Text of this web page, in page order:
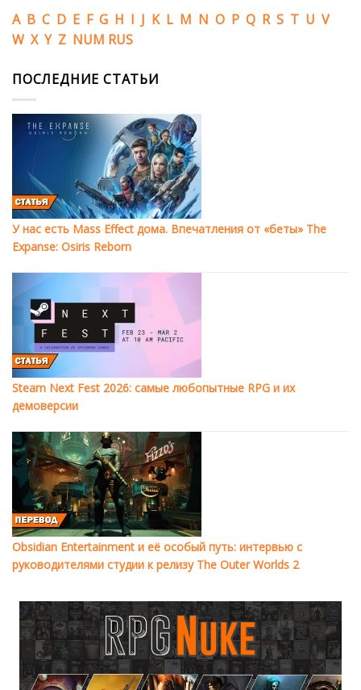
A B C D E F G H I J K L M N O P Q R S T U V
W X Y Z NUM RUS
ПОСЛЕДНИЕ СТАТЬИ
У нас есть Mass Effect дома. Впечатления от «беты» The
Expanse: Osiris Reborn
Steam Next Fest 2026: самые любопытные RPG и их
демоверсии
Obsidian Entertainment и её особый путь: интервью с
руководителями студии к релизу The Outer Worlds 2